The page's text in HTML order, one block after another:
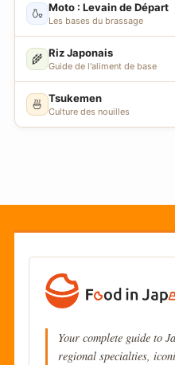
🍶 Moto : Levain de Départ
Les bases du brassage
🌾 Riz Japonais
Guide de l'aliment de base
🍜 Tsukemen
Culture des nouilles
Your complete guide to
regional specialties,